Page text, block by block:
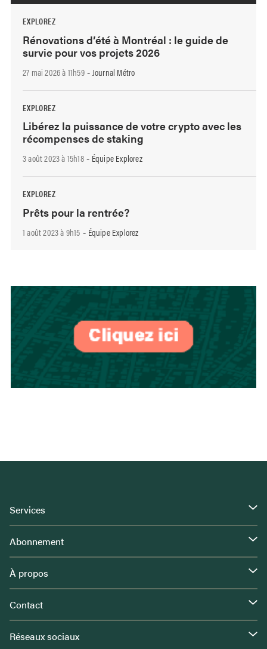
EXPLOREZ
Rénovations d’été à Montréal : le guide de
survie pour vos projets 2026
27 mai 2026 à 11h59- Journal Métro
EXPLOREZ
Libérez la puissance de votre crypto avec les
récompenses de staking
3 août 2023 à 15h18- Équipe Explorez
EXPLOREZ
Prêts pour la rentrée?
1 août 2023 à 9h15 - Équipe Explorez
Services
Abonnement
À propos
Contact
Réseaux sociaux